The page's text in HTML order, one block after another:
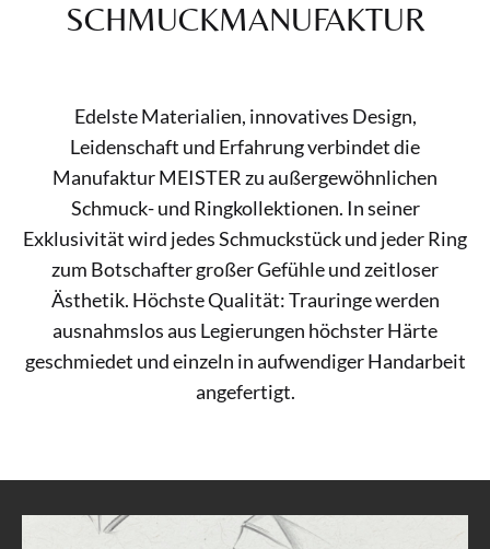
SCHMUCKMANUFAKTUR
Edelste Materialien, innovatives Design,
Leidenschaft und Erfahrung verbindet die
Manufaktur MEISTER zu außergewöhnlichen
Schmuck- und Ringkollektionen. In seiner
Exklusivität wird jedes Schmuckstück und jeder Ring
zum Botschafter großer Gefühle und zeitloser
Ästhetik. Höchste Qualität: Trauringe werden
ausnahmslos aus Legierungen höchster Härte
geschmiedet und einzeln in aufwendiger Handarbeit
angefertigt.